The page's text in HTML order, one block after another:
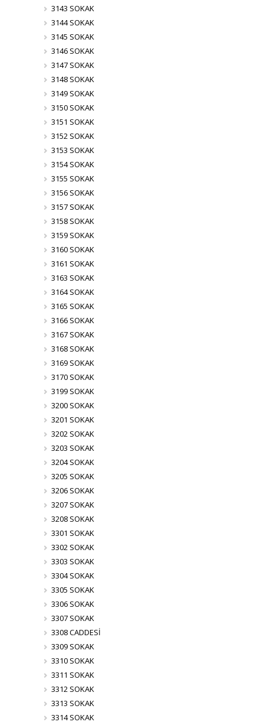
3143 SOKAK
3144 SOKAK
3145 SOKAK
3146 SOKAK
3147 SOKAK
3148 SOKAK
3149 SOKAK
3150 SOKAK
3151 SOKAK
3152 SOKAK
3153 SOKAK
3154 SOKAK
3155 SOKAK
3156 SOKAK
3157 SOKAK
3158 SOKAK
3159 SOKAK
3160 SOKAK
3161 SOKAK
3163 SOKAK
3164 SOKAK
3165 SOKAK
3166 SOKAK
3167 SOKAK
3168 SOKAK
3169 SOKAK
3170 SOKAK
3199 SOKAK
3200 SOKAK
3201 SOKAK
3202 SOKAK
3203 SOKAK
3204 SOKAK
3205 SOKAK
3206 SOKAK
3207 SOKAK
3208 SOKAK
3301 SOKAK
3302 SOKAK
3303 SOKAK
3304 SOKAK
3305 SOKAK
3306 SOKAK
3307 SOKAK
3308 CADDESİ
3309 SOKAK
3310 SOKAK
3311 SOKAK
3312 SOKAK
3313 SOKAK
3314 SOKAK